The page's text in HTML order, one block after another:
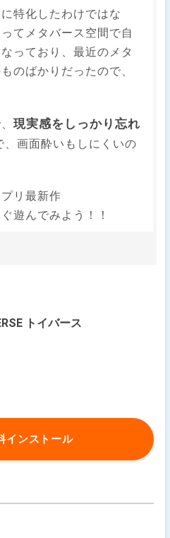
特化したわけではな
てメタバース空間で自
っており、最近のメタ
のばかりだったので、
現実感をしっかり忘れ
、画面酔いもしにくいの
リ最新作
遊んでみよう！！
トイバース
インストール